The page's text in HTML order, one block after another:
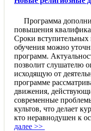
Программа
повышения
Сроки вступительных
обучения можно
программ.
позволит слушателю
исходящую от
программе
движения,
современные
культов, что делает
кто неравнодушен к
далее >>